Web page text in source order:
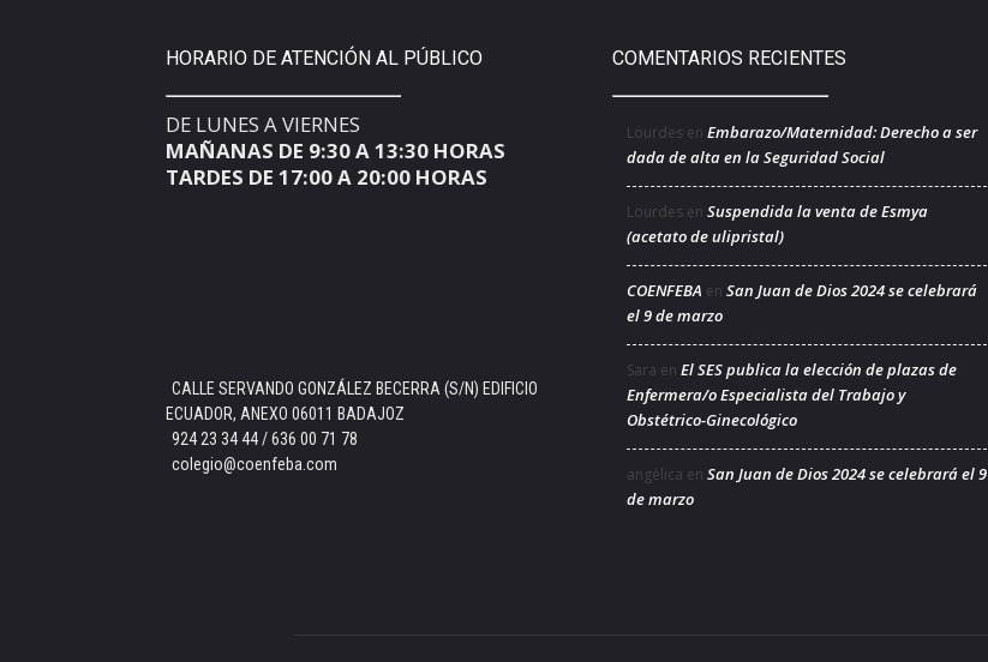
HORARIO DE ATENCIÓN AL PÚBLICO
DE LUNES A VIERNES
MAÑANAS DE 9:30 A 13:30 HORAS
TARDES DE 17:00 A 20:00 HORAS
CALLE SERVANDO GONZÁLEZ BECERRA (S/N) EDIFICIO
ECUADOR, ANEXO 06011 BADAJOZ
924 23 34 44 / 636 00 71 78
colegio@coenfeba.com
COMENTARIOS RECIENTES
Lourdes en Embarazo/Maternidad: Derecho a ser
dada de alta en la Seguridad Social
Lourdes en Suspendida la venta de Esmya
(acetato de ulipristal)
COENFEBA en San Juan de Dios 2024 se celebrará
el 9 de marzo
Sara en El SES publica la elección de plazas de
Enfermera/o Especialista del Trabajo y
Obstétrico-Ginecológico
angélica en San Juan de Dios 2024 se celebrará el 9
de marzo